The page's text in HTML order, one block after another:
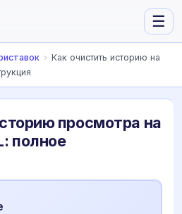
☰
› Как очистить историю на
просмотра на
полное